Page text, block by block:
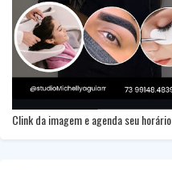
Clink da imagem e agenda seu horário.